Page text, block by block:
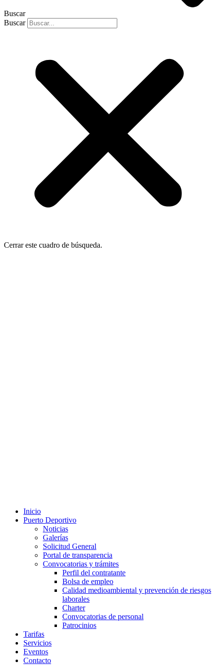
Buscar
Buscar
Cerrar este cuadro de búsqueda.
Inicio
Puerto Deportivo
Noticias
Galerías
Solicitud General
Portal de transparencia
Convocatorias y trámites
Perfil del contratante
Bolsa de empleo
Calidad medioambiental y prevención de riesgos
laborales
Charter
Convocatorias de personal
Patrocinios
Tarifas
Servicios
Eventos
Contacto